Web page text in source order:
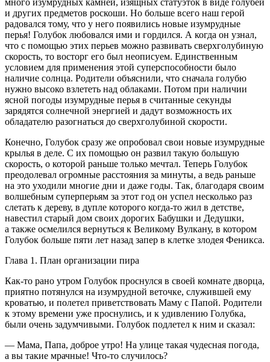
и других предметов роскоши. Но больше всего наш герой
радовался тому, что у него появились новые изумрудные
перья! Голубок любовался ими и гордился. А когда он узнал,
что с помощью этих перьев можно развивать сверхголубиную
скорость, то восторг его был неописуем. Единственным
условием для применения этой суперспособности было
наличие солнца. Родители объяснили, что сначала голубю
нужно высоко взлететь над облаками. Потом при наличии
ясной погоды изумрудные перья в считанные секунды
зарядятся солнечной энергией и дадут возможность их
обладателю разогнаться до сверхголубиной скорости.
Конечно, Голубок сразу же опробовал свои новые изумрудные
крылья в деле. С их помощью он развил такую большую
скорость, о которой раньше только мечтал. Теперь Голубок
преодолевал огромные расстояния за минуты, а ведь раньше
на это уходили многие дни и даже годы. Так, благодаря своим
волшебным суперперьям за этот год он успел несколько раз
слетать к дереву, в дупле которого когда-то жил в детстве,
навестил старый дом своих дорогих Бабушки и Дедушки,
а также осмелился вернуться к Вели­кому Вулкану, в котором
Голубок больше пяти лет назад запер в клетке злодея Феникса.
Глава 1. План организации пира
Как-то рано утром Голубок проснулся в своей комнате дворца,
приятно потянулся на изумрудной веточке, служившей ему
кроватью, и полетел приветствовать Маму с Папой. Родители
к этому времени уже проснулись, и к удивлению Голубка,
были очень задумчивыми. Голубок подлетел к ним и сказал:
— Мама, Папа, доброе утро! На улице такая чудесная погода,
а вы такие мрачные! Что-то случилось?